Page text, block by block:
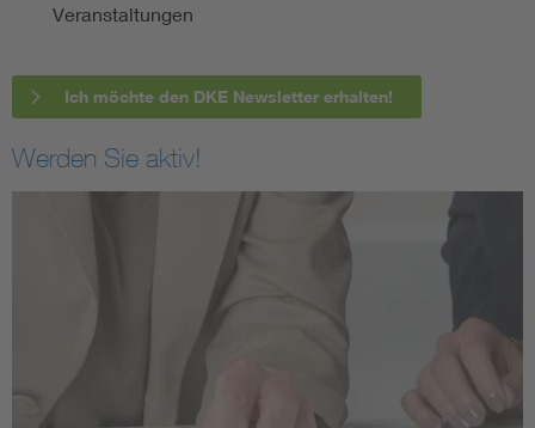
Veranstaltungen
Ich möchte den DKE Newsletter erhalten!
Werden Sie aktiv!